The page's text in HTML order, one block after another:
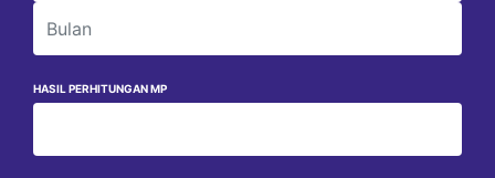
HASIL PERHITUNGAN MP